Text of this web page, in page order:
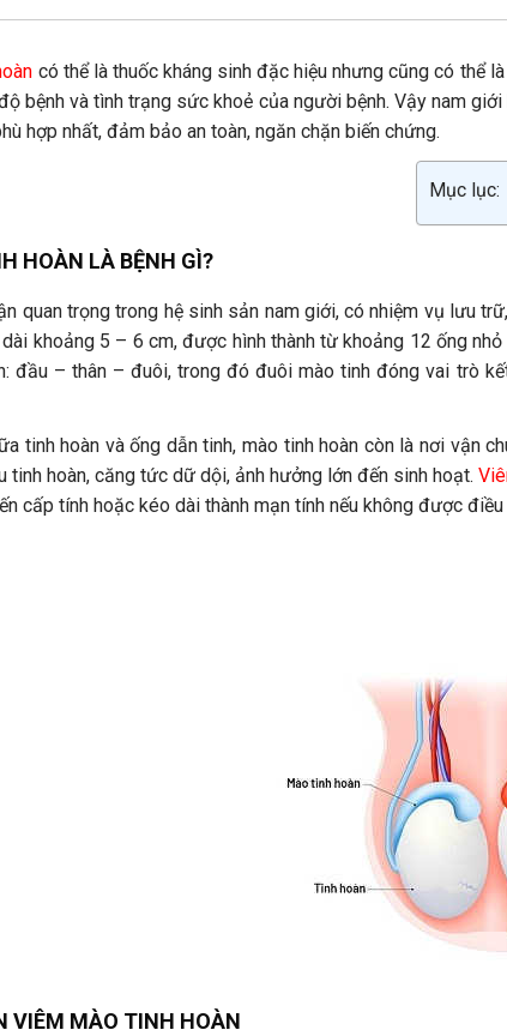
có thể là thuốc kháng sinh đặc hiệu nhưng cũng có thể
bệnh và tình trạng sức khoẻ của người bệnh. Vậy nam
hợp nhất, đảm bảo an toàn, ngăn chặn biến chứng.
Mục lục:
HOÀN LÀ BỆNH GÌ?
quan trọng trong hệ sinh sản nam giới, có nhiệm vụ lưu
khoảng 5 – 6 cm, được hình thành từ khoảng 12 ống
đầu – thân – đuôi, trong đó đuôi mào tinh đóng vai trò
tinh hoàn và ống dẫn tinh, mào tinh hoàn còn là nơi vận
tinh hoàn, căng tức dữ dội, ảnh hưởng lớn đến sinh hoạt.
cấp tính hoặc kéo dài thành mạn tính nếu không được
VIÊM MÀO TINH HOÀN